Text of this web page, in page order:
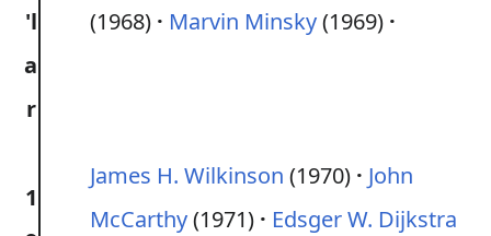
'l
a
r
(1968)
Marvin Minsky(1969)
1
James H. Wilkinson (1970)
John
McCarthy(1971)
Edsger W. Dijkstra